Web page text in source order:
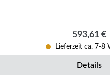
Regulärer
593,61 €
Lieferzeit ca. 7-8
Details